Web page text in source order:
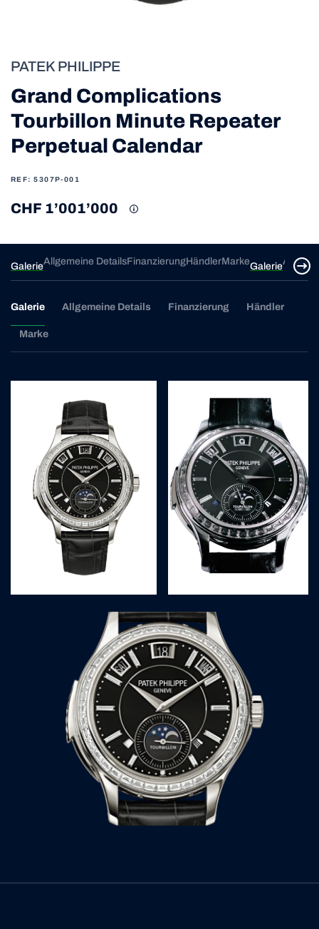
PATEK PHILIPPE
Grand Complications
Tourbillon Minute Repeater
Perpetual Calendar
REF: 5307P-001
CHF 1’001’000
GalerieAllgemeine DetailsFinanzierungHändlerMarkeGalerie
Galerie Allgemeine Details Finanzierung Händler
Marke